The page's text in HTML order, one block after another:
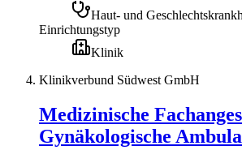
Haut- und
Einrichtungstyp
Klinik
Klinikverbund Südwest GmbH
Medizinische
Gynäkologische